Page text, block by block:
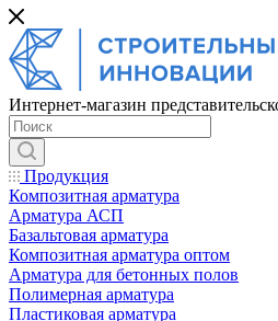
Интернет-магазин
Продукция
Композитная арматура
Арматура АСП
Базальтовая арматура
Композитная арматура оптом
Арматура для бетонных полов
Полимерная арматура
Пластиковая арматура